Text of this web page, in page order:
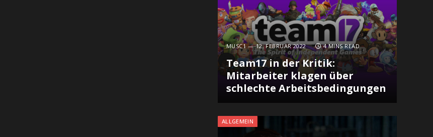
MUSC1 12. FEBRUAR 2022 4 MINS READ
Team17 in der Kritik:
Mitarbeiter klagen über
schlechte Arbeitsbedingungen
ALLGEMEIN